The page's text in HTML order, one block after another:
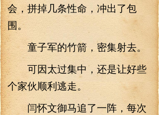
会，拼掉几条性命，冲出了包
围。
童子军的竹箭，密集射去。
可因太过集中，还是让好些
个家伙顺利逃走。
闫怀文御马追了一阵，每次